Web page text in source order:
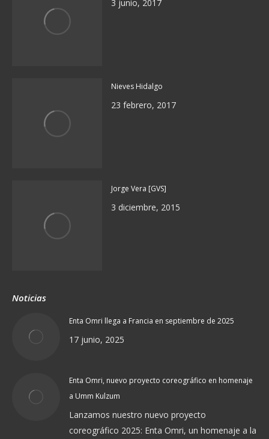
3 junio, 2017
Nieves Hidalgo
23 febrero, 2017
Jorge Vera [GVS]
3 diciembre, 2015
Noticias
Enta Omri llega a Francia en septiembre de 2025
17 junio, 2025
Enta Omri, nuevo proyecto coreográfico en homenaje
a Umm Kulzum
Lanzamos nuestro nuevo proyecto
coreográfico 2025: Enta Omri, un homenaje a la